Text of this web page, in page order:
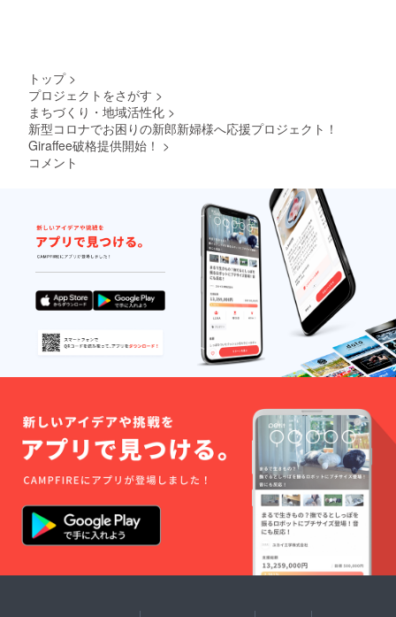
トップ >
プロジェクトをさがす >
まちづくり・地域活性化 >
新型コロナでお困りの新郎新婦様へ応援プロジェクト！
Giraffee破格提供開始！ >
コメント